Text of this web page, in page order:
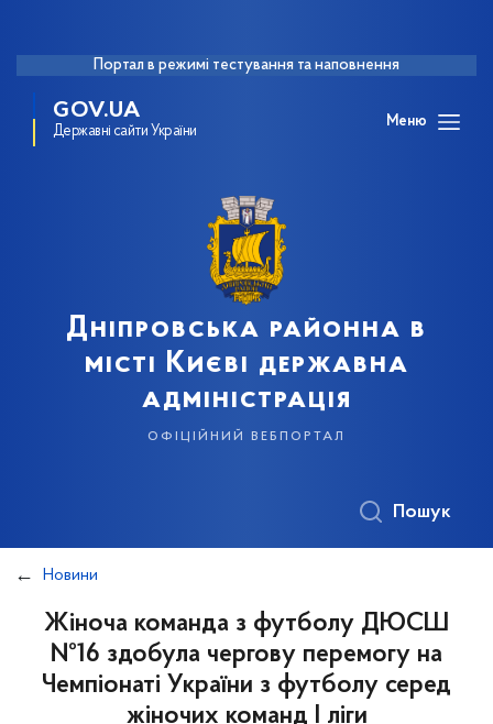
Портал в режимі тестування та наповнення
GOV.UA
Державні сайти України
Меню
Дніпровська районна в
місті Києві державна
адміністрація
офіційний вебпортал
Пошук
Новини
Жіноча команда з футболу ДЮСШ
№16 здобула чергову перемогу на
Чемпіонаті України з футболу серед
жіночих команд І ліги